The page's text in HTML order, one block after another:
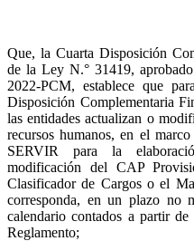
Que, la Cuarta Disposición
de la Ley N.° 31419,
2022-PCM, establece que
Disposición Complementaria
las entidades actualizan o
recursos humanos, en el
SERVIR para la
modificación del CAP
Clasificador de Cargos o el
corresponda, en un plazo no
calendario contados a partir
Reglamento;